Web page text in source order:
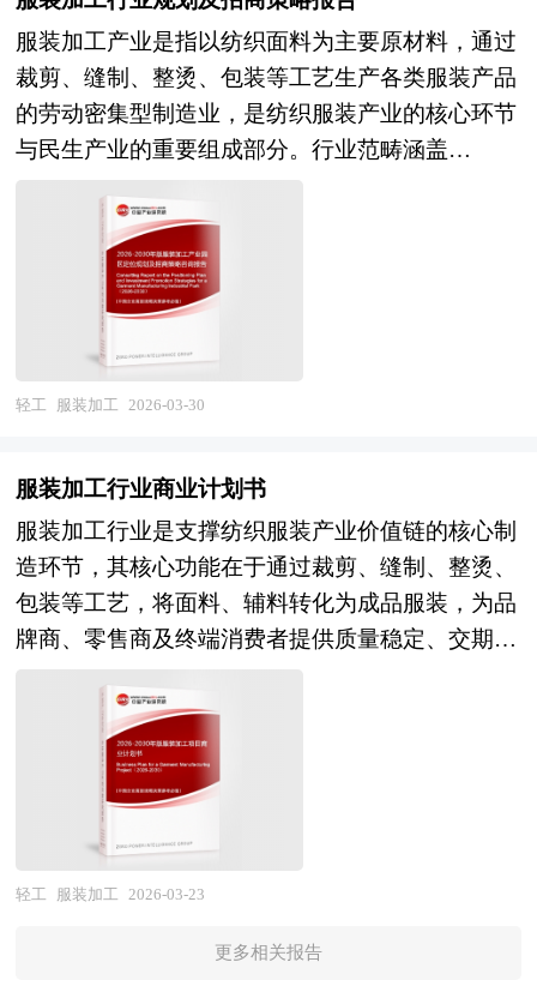
因，接着分析企业并购整合市场运行情况。重点监
测企业IPO上市和并购的实时数据和事件，同时对
于相关的中小板和创业板IPO进行分析，最后结合
IPO市场的形势和前景分析为企业提供IPO上市的
全盘指导，同时中研普华对企业IPO上市进行全面
的参考分析。本报告是企业选择IPO上市时机、
IPO上市运作流程、IPO上市风险预警以及成功上
市整体规划的战略参考报告。本报告为中研普华公
司独家首创针对企业上市融资提供前期指导服务的
专项研究报告，此报告为个性化定制服务报告，我
们将根据不同类型及不同行业的企业提出的具体要
求，修订报告目录，并在此目录的基础上重新完善
程指引服务。目前，中研普华公司已经成功协助国
内数十家企业成功上市，其招股说明书均引用中研
普华公司提供的权威市场数据，充分帮助企业明确
市场定位、树立行业地位，为其上市融资起到了积
极作用！
成材料。 本研究咨询报告由中研普华咨询公司领
衔撰写，在大量周密的市场调研基础上，主要依据
了国家统计局、国家商务部、国家发改委、国家经
济信息中心、国务院发展研究中心、国家海关总
中国行业研究网以及国内外多种相关报刊杂志媒体
提供的最新研究资料。本报告对国内外人造革行业
的发展状况进行了深入透彻地分析，对我国行业市
场情况、技术现状、供需形势作了详尽研究，重点
分析了国内外重点企业、行业发展趋势以及行业投
资情况，报告还对人造革下游行业的发展进行了探
展方向，为企业经营决策提供重要参考的依据。
场研究及大量项目运作经验，业务覆盖全球。累积
300多个产业园区规划落地项目案例，拥有丰富的
产业园区、特色小镇、田园综合体、文旅地产、智
慧物流、乡村振兴等类型项目规划经验。 中研普
华28年的产业研究服务经验，形成了独特的产业研
究及战略投资一体化服务体系，涉及8000多个细分
行业，积累了数十万份行业研究报告数据库、服务
了20多万家企事业单位，现已成为中国最具影响力
的产业研究咨询综合服务机构。集团下属研究院的
产业研究报告在大量周密的市场调研基础上，主要
依据了国家统计局、国家商务部、国家市场监督管
发展研究中心、国家海关总署、中国经济景气监测
中心、中国行业研究网、国内外相关报刊杂志的基
础信息以及睡袋专业研究单位等公布和提供的大量
资料。对我国睡袋的行业现状、市场各类经营指标
的情况、重点企业状况、区域市场发展情况等内容
发展进行详尽深入的分析，并根据睡袋行业的政策
经济发展环境对睡袋行业潜在的风险和防范建议进
行分析。 《2026年版睡袋产业规划专项研究报
告》由中研产业规划院领衔制作，精英专家团队在
上千个重大项目积累了宝贵经验，为项目成功落地
保驾护航。中研产业规划院率先在业内提出“全流
定位策划、概念规划、空间规划、总体规划、城市
服装加工产业是指以纺织面料为主要原材料，通过
裁剪、缝制、整烫、包装等工艺生产各类服装产品
的劳动密集型制造业，是纺织服装产业的核心环节
与民生产业的重要组成部分。行业范畴涵盖
OEM（原始设备制造）、ODM（原始设计制
造）、OBM（自有品牌制造）等多元业态，涉及
梭织服装、针织服装、羽绒服装、功能性服装、定
制服装等细分品类，以及与之配套的辅料加工、印
花绣花、水洗整理等上下游环节。作为我国传统优
势产业与出口创汇支柱，服装加工产业不仅承担着
满足城乡居民衣着消费、吸纳社会就业的基础功
制造业提质增效与区域协调发展的关键领域。在全
级与可持续发展要求的多重驱动下，行业正从"世
界工厂"的代工模式向"柔性智造"的价值创造方向
转型，成为一二三产业融合与乡村振兴的重要抓
手。 “产业园区”是执行城市产业职能的重要空间形
态，园区在改善区域投资环境、引进外资、促进产
业结构调整和发展经济等方面发挥积极的辐射、示
范和带动作用，成为城市经济腾飞的助推器。产业
园区是区域经济发展、产业调整和升级的重要空间
聚集形式，担负着聚集创新资源、培育新兴产业、
推动城市化建设等一系列的重要使命。园区的具体
形式多种多样，主要包括高新区、开发区、科技
园、工业区、产业基地、特色产业园等以及近来各
轻工 服装加工 2026-03-30
服装加工行业商业计划书
服装加工行业是支撑纺织服装产业价值链的核心制
造环节，其核心功能在于通过裁剪、缝制、整烫、
包装等工艺，将面料、辅料转化为成品服装，为品
牌商、零售商及终端消费者提供质量稳定、交期可
靠、成本可控的制造服务，是连接纺织原料与消费
市场的关键产业节点。从产业范畴来看，服装加工
行业涵盖上游面辅料采购（面料、里料、衬料、拉
链、纽扣、商标），中游生产制造（裁剪、缝制、
后道整理、品质检验、包装出货），以及下游物流
配送与增值服务（仓储物流、小单快返、定制化加
工、设计打样）的完整产业链条。按照加工模式可
造）及OBM（自有品牌制造），按照产品品类则
轻工 服装加工 2026-03-23
更多相关报告